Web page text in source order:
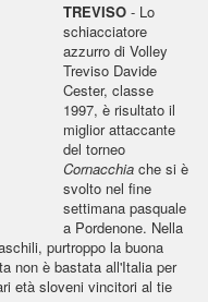
TREVISO - Lo
schiacciatore
azzurro di Volley
Treviso Davide
Cester, classe
1997, è risultato il
miglior attaccante
del torneo
Cornacchia che si è
svolto nel fine
settimana pasquale
a Pordenone. Nella
purtroppo la buona
non è bastata all'Italia per
età sloveni vincitori al tie